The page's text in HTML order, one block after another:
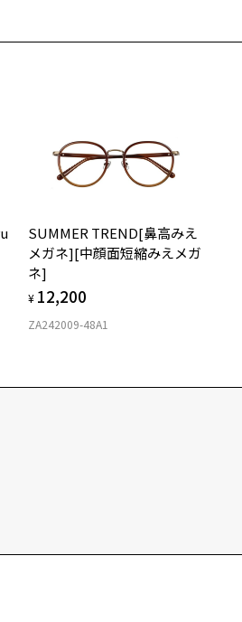
での作成が不可の場合は、誠に恐れ
での対応をさせていただきますので
常商品又は他の予約商品と同時購入
同時購入可能です。
中はマイページからのキャンセルが
ンペーンの対象外です。
SUMMER TREND[鼻高みえ
メガネ][中顔面短縮みえメガ
ネ]
¥ 12,200
ZA242009-48A1